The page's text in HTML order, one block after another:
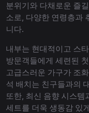
분위기와 다채로운 즐
소로, 다양한 연령층과
니다.
내부는 현대적이고 스
방문객들에게 세련된
고급스러운 가구가 조
석 배치는 친구들과의
또한, 최신 음향 시스템
세트를 더욱 생동감 있